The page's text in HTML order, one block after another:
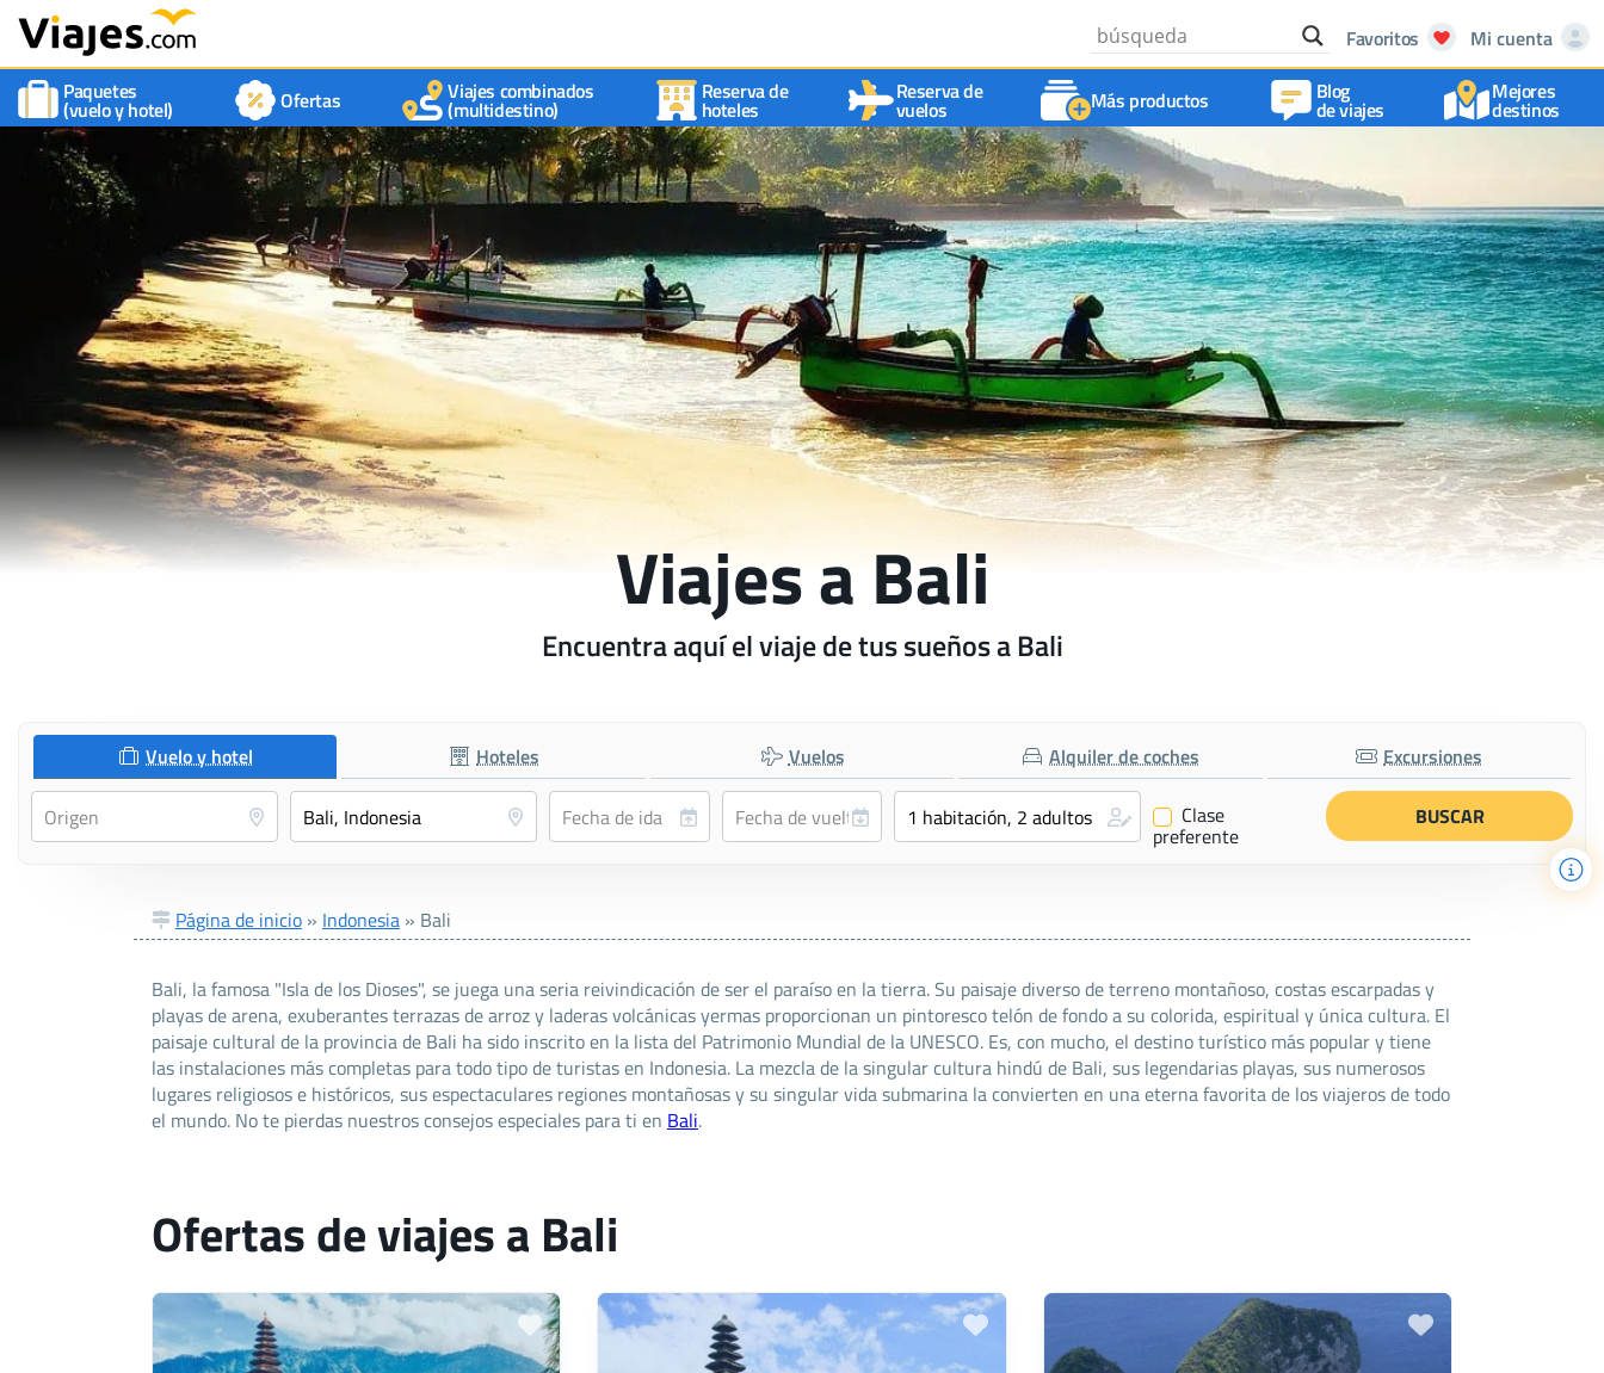
Favoritos
Mi cuenta
Paquetes
(vuelo y hotel) Ofertas Viajes combinados
(multidestino)
Reserva de
hoteles
Reserva de
vuelos Más productos Blog
de viajes
Mejores
destinos
Viajes a Bali
Encuentra aquí el viaje de tus sueños a Bali
Vuelo y hotel Hoteles Vuelos Alquiler de coches Excursiones
✔ Clase
preferente
Página de inicio » Indonesia » Bali
Bali, la famosa "Isla de los Dioses", se juega una seria reivindicación de ser el paraíso en la tierra. Su paisaje diverso de terreno montañoso, costas escarpadas y
playas de arena, exuberantes terrazas de arroz y laderas volcánicas yermas proporcionan un pintoresco telón de fondo a su colorida, espiritual y única cultura. El
paisaje cultural de la provincia de Bali ha sido inscrito en la lista del Patrimonio Mundial de la UNESCO. Es, con mucho, el destino turístico más popular y tiene
las instalaciones más completas para todo tipo de turistas en Indonesia. La mezcla de la singular cultura hindú de Bali, sus legendarias playas, sus numerosos
lugares religiosos e históricos, sus espectaculares regiones montañosas y su singular vida submarina la convierten en una eterna favorita de los viajeros de todo
el mundo. No te pierdas nuestros consejos especiales para ti en Bali.
Ofertas de viajes a Bali